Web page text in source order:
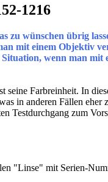
1216
zu wünschen übrig
mit einem Objektiv
wenn man
Farbreinheit. In
in anderen Fällen
Testdurchgang zum
"Linse" mit Serien-